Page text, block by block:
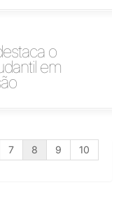
o
em
7 8 9
10